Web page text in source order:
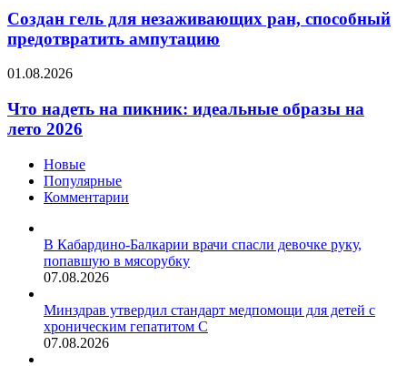
для
незаживающих
ран,
предотвратить
Создан гель для незаживающих ран, способный
предотвратить ампутацию
Что
на
пикник:
идеальные
лето
2026
01.08.2026
Что надеть на пикник: идеальные образы на
лето 2026
Новые
Популярные
Комментарии
В Кабардино-Балкарии врачи спасли девочке руку,
попавшую в мясорубку
07.08.2026
Минздрав утвердил стандарт медпомощи для детей с
хроническим гепатитом С
07.08.2026